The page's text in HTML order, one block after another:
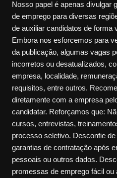
Nosso papel é apenas divulgar
de emprego para diversas
de auxiliar candidatos de forma
Embora nos esforcemos para
da publicação, algumas vagas
incorretos ou desatualizados,
empresa, localidade,
requisitos, entre outros.
diretamente com a empresa
candidatar. Reforçamos que:
cursos, entrevistas,
processo seletivo. Desconfie
garantias de contratação após
pessoais ou outros dados.
promessas de emprego fácil